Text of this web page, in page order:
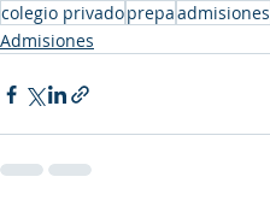
colegio privadoprepaadmisiones
Admisiones